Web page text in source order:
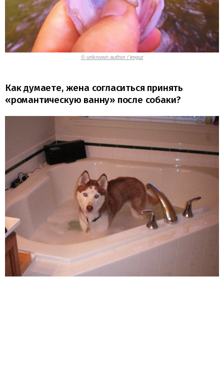
© unknown author / imgur
Как думаете, жена согласиться принять
«романтическую ванну» после собаки?